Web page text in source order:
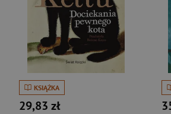
KSIĄŻKA
29,83 zł